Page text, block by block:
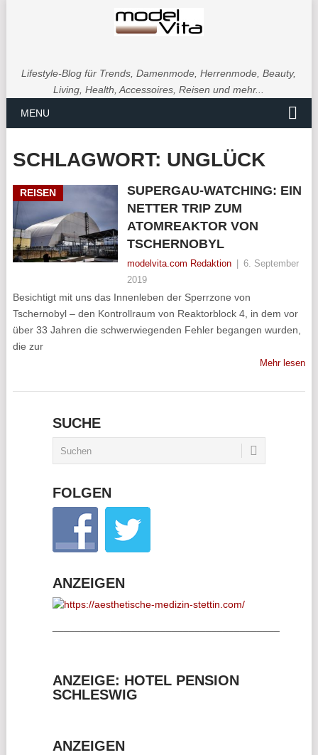
Lifestyle-Blog für Trends, Damenmode, Herrenmode, Beauty,
Living, Health, Accessoires, Reisen und mehr...
MENU
SCHLAGWORT: UNGLÜCK
REISEN
SUPERGAU-WATCHING: EIN
NETTER TRIP ZUM
ATOMREAKTOR VON
TSCHERNOBYL
modelvita.com Redaktion
6. September
2019
Besichtigt mit uns das Innenleben der Sperrzone von
Tschernobyl – den Kontrollraum von Reaktorblock 4, in dem vor
über 33 Jahren die schwerwiegenden Fehler begangen wurden,
die zur
Mehr lesen
SUCHE
FOLGEN
ANZEIGEN
ANZEIGE: HOTEL PENSION
SCHLESWIG
ANZEIGEN